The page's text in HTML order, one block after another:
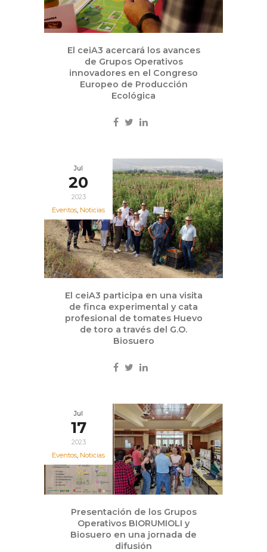
El ceiA3 acercará los avances
de Grupos Operativos
innovadores en el Congreso
Europeo de Producción
Ecológica
Jul
20
2023
Eventos, Noticias
El ceiA3 participa en una visita
de finca experimental y cata
profesional de tomates Huevo
de toro a través del G.O.
Biosuero
Jul
17
2023
Eventos, Noticias
Presentación de los Grupos
Operativos BIORUMIOLI y
Biosuero en una jornada de
difusión